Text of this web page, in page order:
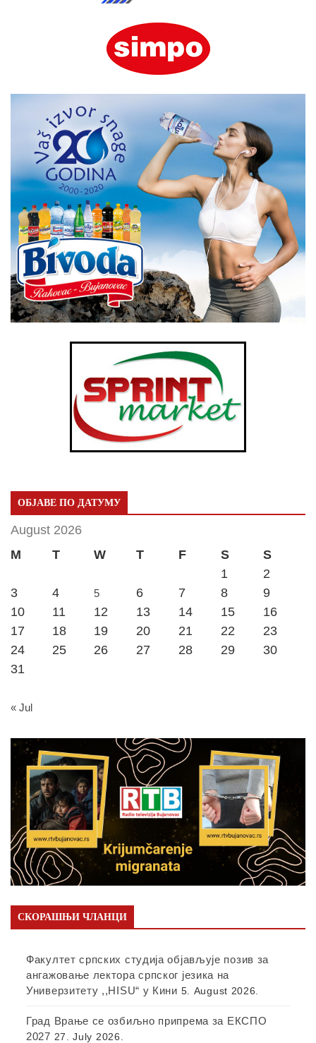
ОБЈАВЕ ПО ДАТУМУ
August 2026
M
T W T F S
S
1
2
3
4 5 6 7 8
9
10
11 12 13 14 15
16
17
18 19 20 21 22
23
24
25 26 27 28 29
30
31
« Jul
СКОРАШЊИ ЧЛАНЦИ
Факултет српских студија објављује позив за
ангажовање лектора српског језика на
Универзитету ,,HISU“ у Кини 5. August 2026.
Град Врање се озбиљно припрема за ЕКСПО
2027 27. July 2026.